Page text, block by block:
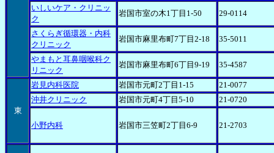
いしいケア・クリニッ
ク
岩国市室の木1丁目1-50 29-0114
さくらぎ循環器・内科
クリニック
岩国市麻里布町7丁目2-18 35-5011
やまもと耳鼻咽喉科ク
リニック
岩国市麻里布町6丁目9-19 35-4587
東
岩見内科医院 岩国市元町2丁目1-15
21-0077
沖井クリニック
岩国市元町4丁目5-10 21-0720
小野内科 岩国市三笠町2丁目6-9 21-2703